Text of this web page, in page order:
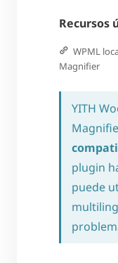
Recursos
WPML
Magnifier
YITH
plugin
puede